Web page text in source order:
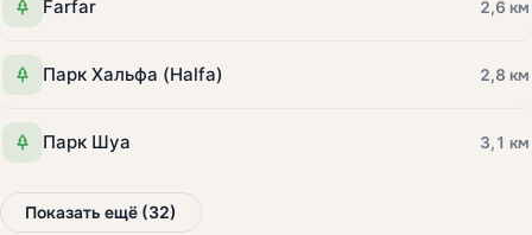
Farfar 2,6 км
Парк Хальфа (Halfa) 2,8 км
Парк Шуа 3,1 км
Показать ещё (32)